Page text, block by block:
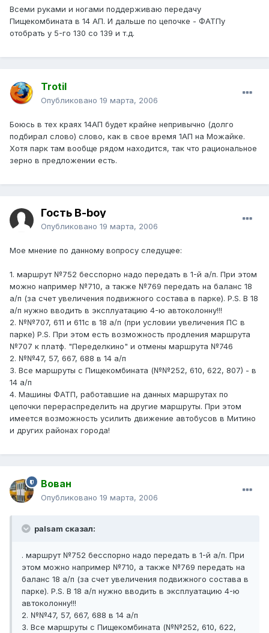
Всеми руками и ногами поддерживаю передачу
Пищекомбината в 14 АП. И дальше по цепочке - ФАТПу
отобрать у 5-го 130 со 139 и т.д.
Trotil
Опубликовано 19 марта, 2006
Боюсь в тех краях 14АП будет крайне непривычно (долго
подбирал слово) слово, как в свое время 1АП на Можайке.
Хотя парк там вообще рядом находится, так что рациональное
зерно в предложении есть.
Гость B-boy
Опубликовано 19 марта, 2006
Мое мнение по данному вопросу следущее:
1. маршрут №752 бесспорно надо передать в 1-й а/п. При этом
можно например №710, а также №769 передать на баланс 18
а/п (за счет увеличения подвижного состава в парке). P.S. В 18
а/п нужно вводить в эксплуатацию 4-ю автоколонну!!!
2. №№707, 611 и 611с в 18 а/п (при условии увеличения ПС в
парке) P.S. При этом есть возможность продления маршрута
№707 к платф. "Переделкино" и отмены маршрута №746
2. №№47, 57, 667, 688 в 14 а/п
3. Все маршруты с Пищекомбината (№№252, 610, 622, 807) - в
14 а/п
4. Машины ФАТП, работавшие на данных маршрутах по
цепочки перераспределить на другие маршруты. При этом
имеется возможность усилить движение автобусов в Митино
и других районах города!
Вован
Опубликовано 19 марта, 2006
palsam сказал:
. маршрут №752 бесспорно надо передать в 1-й а/п. При
этом можно например №710, а также №769 передать на
баланс 18 а/п (за счет увеличения подвижного состава в
парке). P.S. В 18 а/п нужно вводить в эксплуатацию 4-ю
автоколонну!!!
2. №№47, 57, 667, 688 в 14 а/п
3. Все маршруты с Пищекомбината (№№252, 610, 622,